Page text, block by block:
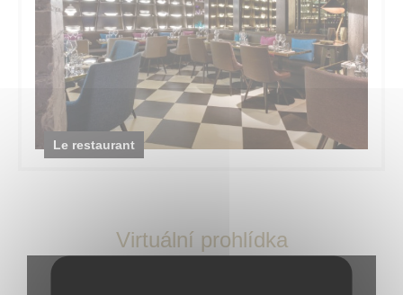
Le restaurant
Virtuální prohlídka